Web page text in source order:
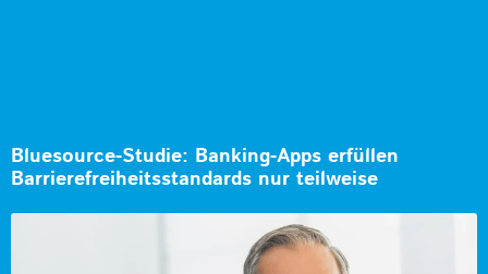
Bluesource-Studie: Banking-Apps erfüllen
Barrierefreiheitsstandards nur teilweise